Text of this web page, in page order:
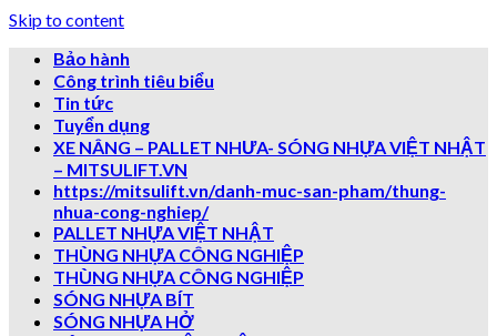
Skip to content
Bảo hành
Công trình tiêu biểu
Tin tức
Tuyển dụng
XE NÂNG – PALLET NHƯA- SÓNG NHỰA VIỆT NHẬT
– MITSULIFT.VN
https://mitsulift.vn/danh-muc-san-pham/thung-
nhua-cong-nghiep/
PALLET NHỰA VIỆT NHẬT
THÙNG NHỰA CÔNG NGHIỆP
THÙNG NHỰA CÔNG NGHIỆP
SÓNG NHỰA BÍT
SÓNG NHỰA HỞ